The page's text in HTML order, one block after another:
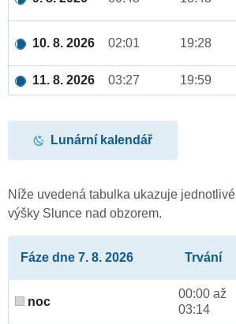
10. 8. 2026 02:01 19:28
11. 8. 2026 03:27 19:59
Lunární kalendář
Níže uvedená tabulka ukazuje jednotlivé
výšky Slunce nad obzorem.
Fáze dne 7. 8. 2026 Trvání
noc
00:00 až
03:14